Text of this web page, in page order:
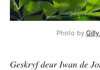
Photo by
Geskryf deur Iwan de